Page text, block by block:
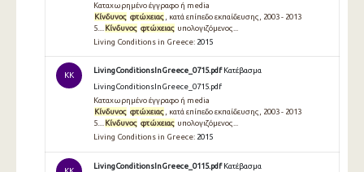
Καταχωρημένο έγγραφο ή media
Κίνδυνος φτώχειας , κατά επίπεδο εκπαίδευσης, 2003 - 2013
5....
Κίνδυνος φτώχειας υπολογιζόμενος...
Living Conditions in Greece: 2015
KK
LivingConditionsInGreece_0715.pdf Κατέβασμα
LivingConditionsInGreece_0715.pdf
Καταχωρημένο έγγραφο ή media
Κίνδυνος φτώχειας , κατά επίπεδο εκπαίδευσης, 2003 - 2013
5.... Κίνδυνος φτώχειας υπολογιζόμενος...
Living Conditions in Greece: 2015
LivingConditionsInGreece_0115.pdf Κατέβασμα